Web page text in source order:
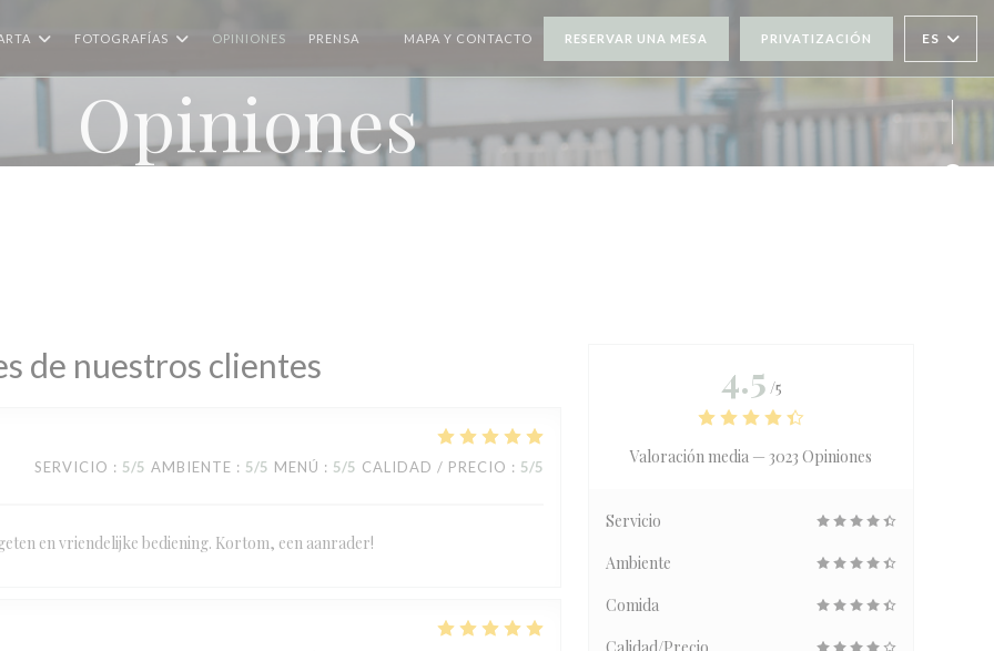
FOTOGRAFÍAS OPINIONES PRENSA MAPA Y CONTACTO RESERVAR UNA MESA PRIVATIZACIÓN ES
Opiniones
de nuestros clientes
SERVICIO : 5/5 AMBIENTE : 5/5 MENÚ : 5/5 CALIDAD / PRECIO : 5/5
en vriendelijke bediening. Kortom, een aanrader!
4.5 /5
Valoración media — 3023 Opiniones
Servicio
Ambiente
Comida